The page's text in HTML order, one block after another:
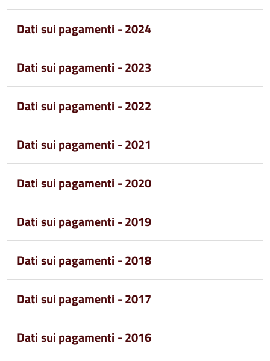
Dati sui pagamenti - 2024
Dati sui pagamenti - 2023
Dati sui pagamenti - 2022
Dati sui pagamenti - 2021
Dati sui pagamenti - 2020
Dati sui pagamenti - 2019
Dati sui pagamenti - 2018
Dati sui pagamenti - 2017
Dati sui pagamenti - 2016